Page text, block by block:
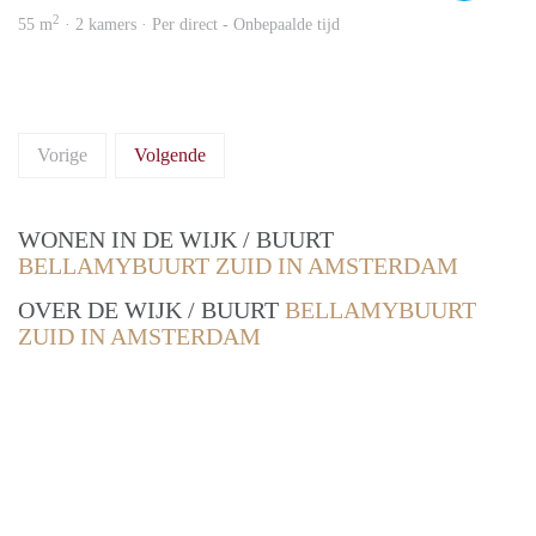
55 m2 · 2 kamers · Per direct - Onbepaalde tijd
Vorige Volgende
WONEN IN DE WIJK / BUURT
BELLAMYBUURT ZUID IN AMSTERDAM
OVER DE WIJK / BUURT BELLAMYBUURT
ZUID IN AMSTERDAM